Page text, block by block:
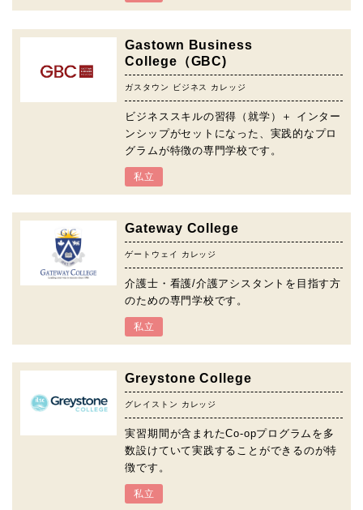
Gastown Business
College（GBC)
ガスタウン ビジネス カレッジ
ビジネススキルの習得（就学）＋ インター
ンシップがセットになった、実践的なプロ
グラムが特徴の専門学校です。
私立
Gateway College
ゲートウェイ カレッジ
介護士・看護/介護アシスタントを目指す方
のための専門学校です。
私立
Greystone College
グレイストン カレッジ
実習期間が含まれたCo-opプログラムを多
数設けていて実践することができるのが特
徴です。
私立